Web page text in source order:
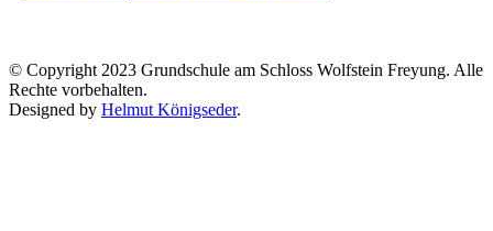
© Copyright 2023 Grundschule am Schloss Wolfstein Freyung. Alle
Rechte vorbehalten.
Designed by Helmut Königseder.